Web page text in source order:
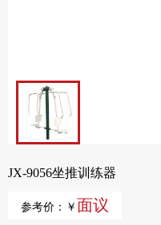
JX-9056坐推训练器
参考价：￥ 面议